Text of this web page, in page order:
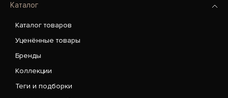
Каталог
Каталог товаров
Уценённые товары
Бренды
Коллекции
Теги и подборки